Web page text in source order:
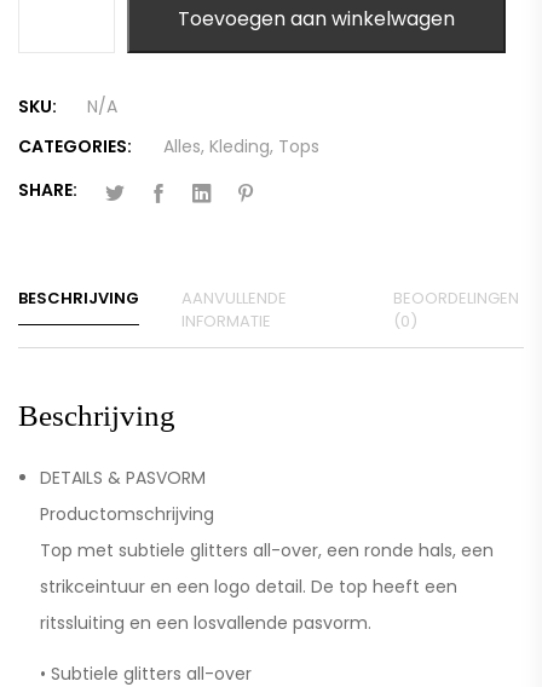
Toevoegen aan winkelwagen
SKU:
N/A
CATEGORIES:
Alles, Kleding, Tops
SHARE:
BESCHRIJVING
AANVULLENDE
INFORMATIE
BEOORDELINGEN
(0)
Beschrijving
DETAILS & PASVORM
Productomschrijving
Top met subtiele glitters all-over, een ronde hals, een
strikceintuur en een logo detail. De top heeft een
ritssluiting en een losvallende pasvorm.
• Subtiele glitters all-over